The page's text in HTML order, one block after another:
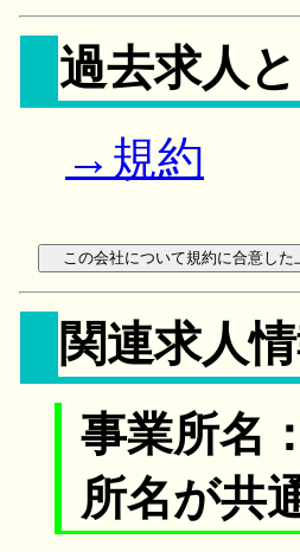
過去求人
→規約
関連求人
事業所名
所名が共